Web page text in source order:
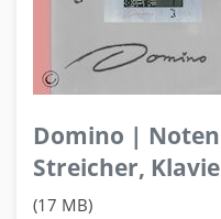
Domino |
Streicher,
(17 MB)